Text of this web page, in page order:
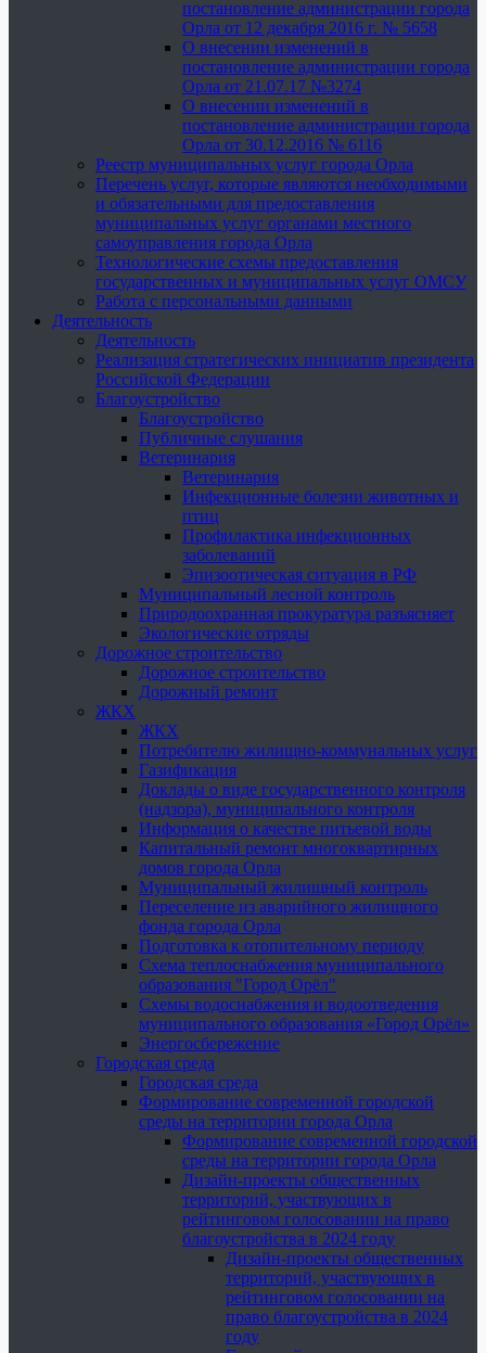
постановление администрации города
Орла от 12 декабря 2016 г. № 5658
О внесении изменений в
постановление администрации города
Орла от 21.07.17 №3274
О внесении изменений в
постановление администрации города
Орла от 30.12.2016 № 6116
Реестр муниципальных услуг города Орла
Перечень услуг, которые являются необходимыми
и обязательными для предоставления
муниципальных услуг органами местного
самоуправления города Орла
Технологические схемы предоставления
государственных и муниципальных услуг ОМСУ
Работа с персональными данными
Деятельность
Деятельность
Реализация стратегических инициатив президента
Российской Федерации
Благоустройство
Благоустройство
Публичные слушания
Ветеринария
Ветеринария
Инфекционные болезни животных и
птиц
Профилактика инфекционных
заболеваний
Эпизоотическая ситуация в РФ
Муниципальный лесной контроль
Природоохранная прокуратура разъясняет
Экологические отряды
Дорожное строительство
Дорожное строительство
Дорожный ремонт
ЖКХ
ЖКХ
Потребителю жилищно-коммунальных услуг
Газификация
Доклады о виде государственного контроля
(надзора), муниципального контроля
Информация о качестве питьевой воды
Капитальный ремонт многоквартирных
домов города Орла
Муниципальный жилищный контроль
Переселение из аварийного жилищного
фонда города Орла
Подготовка к отопительному периоду
Схема теплоснабжения муниципального
образования "Город Орёл"
Схемы водоснабжения и водоотведения
муниципального образования «Город Орёл»
Энергосбережение
Городская среда
Городская среда
Формирование современной городской
среды на территории города Орла
Формирование современной городской
среды на территории города Орла
Дизайн-проекты общественных
территорий, участвующих в
рейтинговом голосовании на право
благоустройства в 2024 году
Дизайн-проекты общественных
территорий, участвующих в
рейтинговом голосовании на
право благоустройства в 2024
году